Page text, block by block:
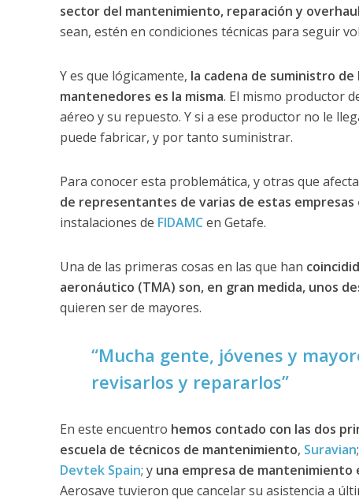
sector del mantenimiento, reparación y overhaul
sean, estén en condiciones técnicas para seguir
Y es que lógicamente, la cadena de suministro
mantenedores es la misma. El mismo productor
aéreo y su repuesto. Y si a ese productor no le
puede fabricar, y por tanto suministrar.
Para conocer esta problemática, y otras que
de representantes de varias de estas
instalaciones de FIDAMCen Getafe.
Una de las primeras cosas en las que han
aeronáutico (TMA) son, en gran medida, unos
quieren ser de mayores.
“Mucha gente, jóvenes y
revisarlos y repararlos”
En este encuentro hemos contado con las dos
escuela de técnicos de mantenimiento, Suravian;
Devtek Spain; y una empresa de mantenimiento
Aerosave tuvieron que cancelar su asistencia a